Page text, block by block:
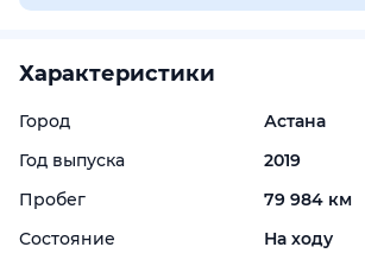
Характеристики
Город
Астана
Год выпуска
2019
Пробег
79 984 км
Состояние
На ходу